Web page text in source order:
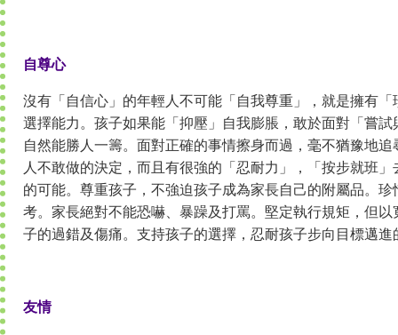
自尊心
沒有「自信心」的年輕人不可能「自我尊重」，就是擁有
選擇能力。孩子如果能「抑壓」自我膨脹，敢於面對「嘗
自然能勝人一籌。面對正確的事情擦身而過，毫不猶豫地
人不敢做的決定，而且有很強的「忍耐力」，「按步就班
的可能。尊重孩子，不強迫孩子成為家長自己的附屬品。
考。家長絕對不能恐嚇、暴躁及打罵。堅定執行規矩，但
子的過錯及傷痛。支持孩子的選擇，忍耐孩子步向目標邁進
友情